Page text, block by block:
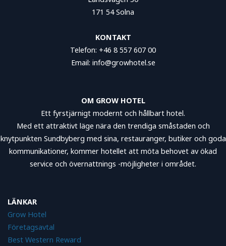
171 54 Solna
KONTAKT
Telefon: +46 8 557 607 00
Email: info@growhotel.se
OM GROW HOTEL
Ett fyrstjärnigt modernt och hållbart hotel.
Med ett attraktivt läge nära den trendiga småstaden och
knytpunkten Sundbyberg med sina, restauranger, butiker och goda
kommunikationer, kommer hotellet att möta behovet av ökad
service och övernattnings -möjligheter i området.
LÄNKAR
Grow Hotel
Företagsavtal
Best Western Reward